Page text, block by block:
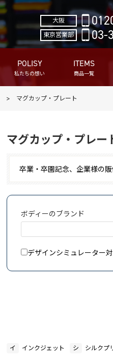
POLISY
私たちの想い
ITEMS
商品一覧
大阪
東京営業部 03-
マグカップ・プレート
マグカップ・プレー
卒業・卒園記念、企業様の
ボディーのブランド
デザインシミュレーター
イ インクジェット シ シルクプ